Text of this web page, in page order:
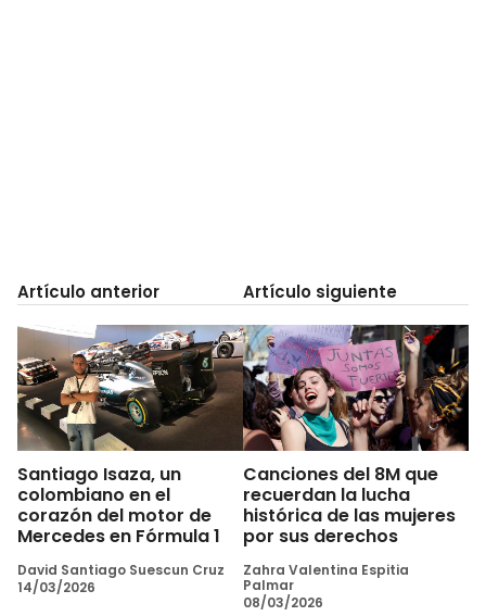
Artículo anterior
Santiago Isaza, un
colombiano en el
corazón del motor de
Mercedes en Fórmula 1
David Santiago Suescun Cruz
14/03/2026
Artículo siguiente
Canciones del 8M que
recuerdan la lucha
histórica de las mujeres
por sus derechos
Zahra Valentina Espitia
Palmar
08/03/2026